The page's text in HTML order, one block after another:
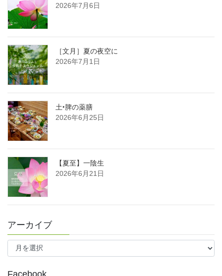
2026年7月6日
［文月］夏の夜空に
2026年7月1日
土‣脾の薬膳
2026年6月25日
【夏至】一陰生
2026年6月21日
アーカイブ
ア
イ
Facebook